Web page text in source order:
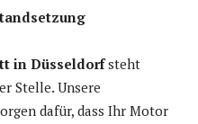
in Düsseldorfsteht
Stelle. Unsere
dafür, dass Ihr Motor